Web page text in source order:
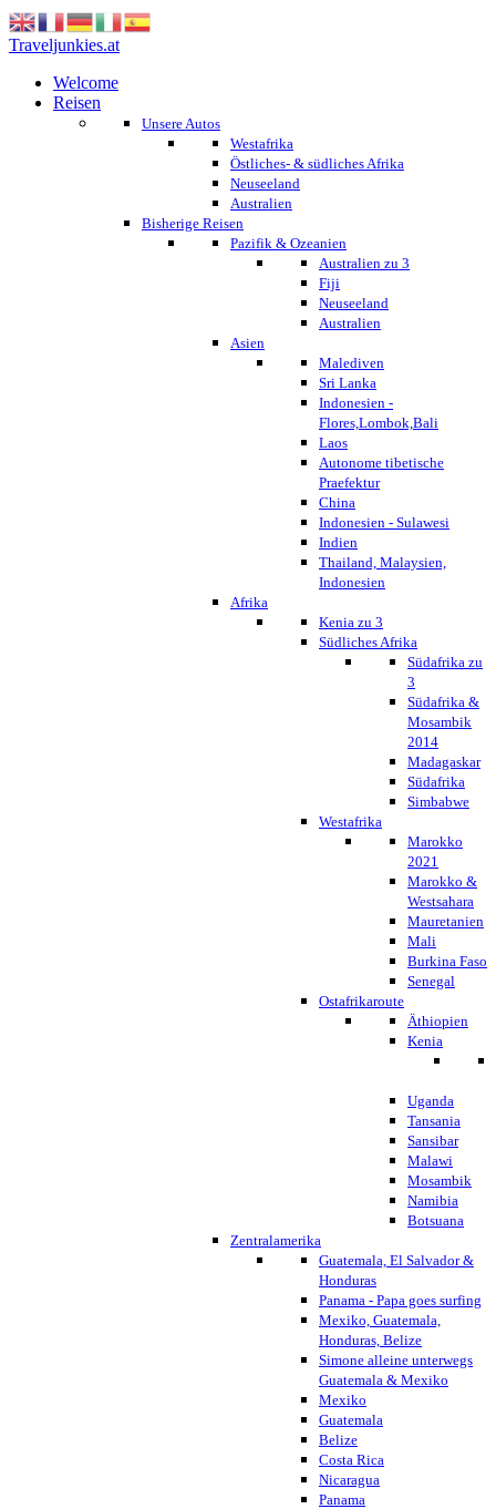
Traveljunkies.at
Welcome
Reisen
Unsere Autos
Westafrika
Östliches- & südliches Afrika
Neuseeland
Australien
Bisherige Reisen
Pazifik & Ozeanien
Australien zu 3
Fiji
Neuseeland
Australien
Asien
Malediven
Sri Lanka
Indonesien -
Flores,Lombok,Bali
Laos
Autonome tibetische
Praefektur
China
Indonesien - Sulawesi
Indien
Thailand, Malaysien,
Indonesien
Afrika
Kenia zu 3
Südliches Afrika
Südafrika zu
3
Südafrika &
Mosambik
2014
Madagaskar
Südafrika
Simbabwe
Westafrika
Marokko
2021
Marokko &
Westsahara
Mauretanien
Mali
Burkina Faso
Senegal
Ostafrikaroute
Äthiopien
Kenia
Uganda
Tansania
Sansibar
Malawi
Mosambik
Namibia
Botsuana
Zentralamerika
Guatemala, El Salvador &
Honduras
Panama - Papa goes surfing
Mexiko, Guatemala,
Honduras, Belize
Simone alleine unterwegs
Guatemala & Mexiko
Mexiko
Guatemala
Belize
Costa Rica
Nicaragua
Panama